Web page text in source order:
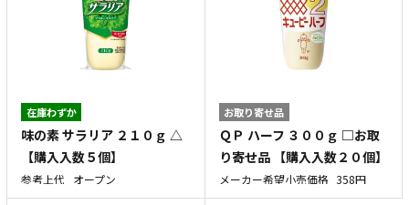
在庫わずか
味の素 サラリア ２１０ｇ △
【購入入数５個】
参考上代 オープン
お取り寄せ品
ＱＰ ハーフ ３００ｇ □お取
り寄せ品 【購入入数２０個】
メーカー希望小売価格 358円